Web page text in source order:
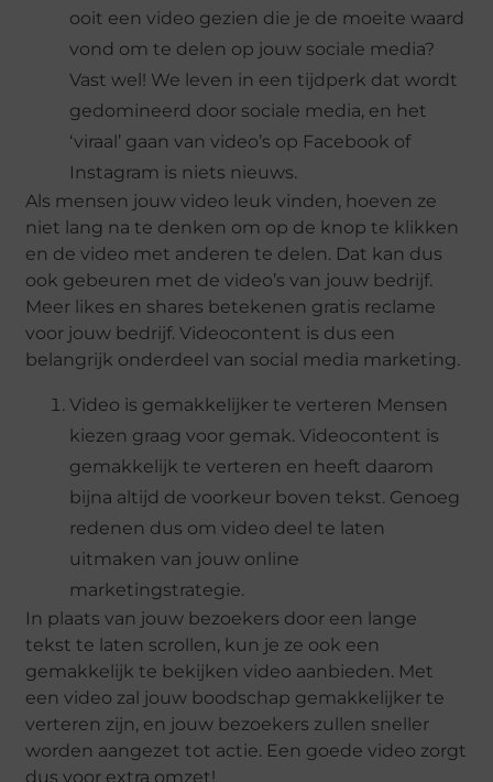
ooit een video gezien die je de moeite waard
vond om te delen op jouw sociale media?
Vast wel! We leven in een tijdperk dat wordt
gedomineerd door sociale media, en het
‘viraal’ gaan van video’s op Facebook of
Instagram is niets nieuws.
Als mensen jouw video leuk vinden, hoeven ze
niet lang na te denken om op de knop te klikken
en de video met anderen te delen. Dat kan dus
ook gebeuren met de video’s van jouw bedrijf.
Meer likes en shares betekenen gratis reclame
voor jouw bedrijf. Videocontent is dus een
belangrijk onderdeel van social media marketing.
Video is gemakkelijker te verteren Mensen
kiezen graag voor gemak. Videocontent is
gemakkelijk te verteren en heeft daarom
bijna altijd de voorkeur boven tekst. Genoeg
redenen dus om video deel te laten
uitmaken van jouw online
marketingstrategie.
In plaats van jouw bezoekers door een lange
tekst te laten scrollen, kun je ze ook een
gemakkelijk te bekijken video aanbieden. Met
een video zal jouw boodschap gemakkelijker te
verteren zijn, en jouw bezoekers zullen sneller
worden aangezet tot actie. Een goede video zorgt
dus voor extra omzet!